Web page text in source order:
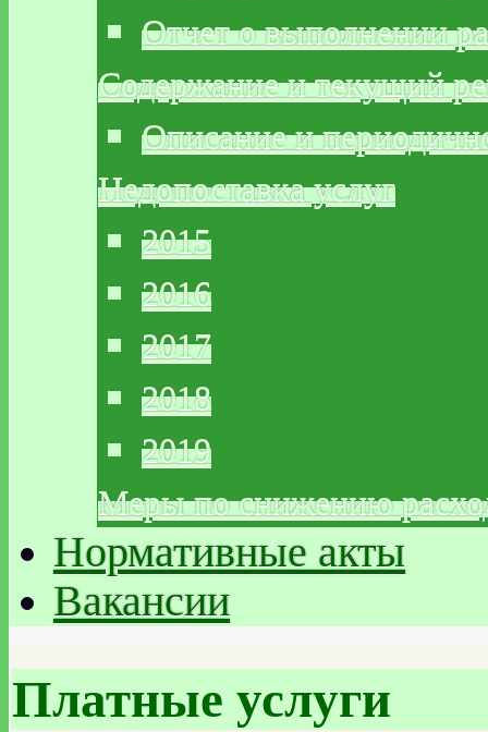
Отчет о выполнении
Содержание и текущий
Описание и
Недопоставка услуг
2015
2016
2017
2018
2019
Меры по снижению
Нормативные акты
Вакансии
Платные услуги